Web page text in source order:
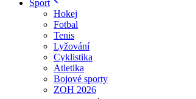
Sport
Hokej
Fotbal
Tenis
Lyžování
Cyklistika
Atletika
Bojové sporty
ZOH 2026